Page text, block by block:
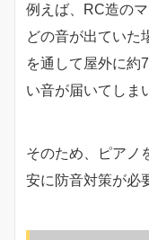
例えば、RC造の
どの音が出ていた
を通して屋外に約
い音が届いてしま
そのため、ピアノ
安に防音対策が必